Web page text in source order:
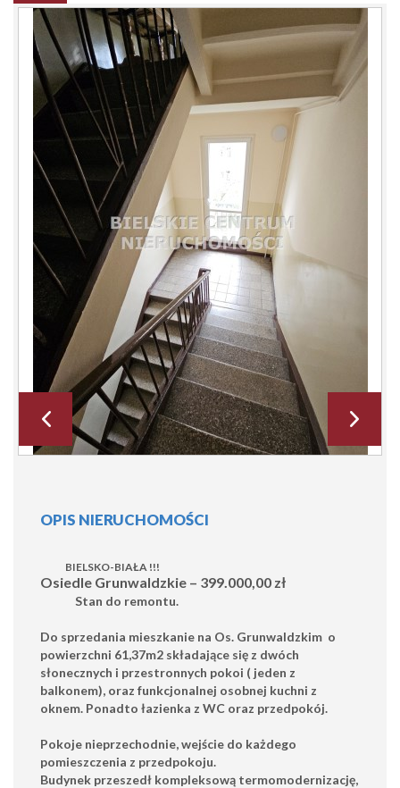
OPIS NIERUCHOMOŚCI
BIELSKO-BIAŁA !!!
Osiedle Grunwaldzkie – 399.000,00 zł
Stan do remontu.
Do sprzedania mieszkanie na Os. Grunwaldzkim o
powierzchni 61,37m2 składające się z dwóch
słonecznych i przestronnych pokoi ( jeden z
balkonem), oraz funkcjonalnej osobnej kuchni z
oknem. Ponadto łazienka z WC oraz przedpokój.
Pokoje nieprzechodnie, wejście do każdego
pomieszczenia z przedpokoju.
Budynek przeszedł kompleksową termomodernizację,